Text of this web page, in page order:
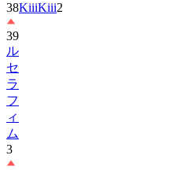
38KiiiKiii2
39
ル
セ
ラ
フ
ィ
ム
3